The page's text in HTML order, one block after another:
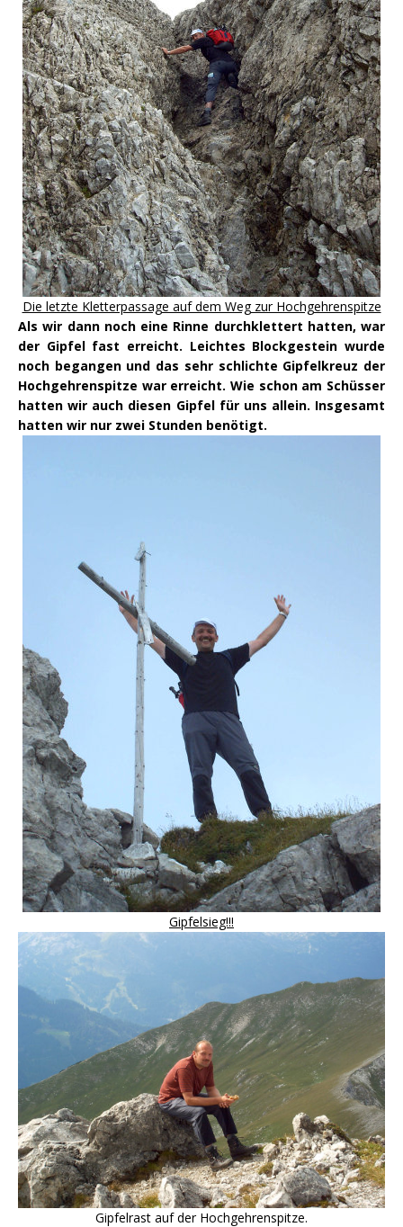
Die letzte Kletterpassage auf dem Weg zur Hochgehrenspitze
Als wir dann noch eine Rinne durchklettert hatten, war
der Gipfel fast erreicht. Leichtes Blockgestein wurde
noch begangen und das sehr schlichte Gipfelkreuz der
Hochgehrenspitze war erreicht. Wie schon am Schüsser
hatten wir auch diesen Gipfel für uns allein. Insgesamt
hatten wir nur zwei Stunden benötigt.
Gipfelsieg!!!
Gipfelrast auf der Hochgehrenspitze.